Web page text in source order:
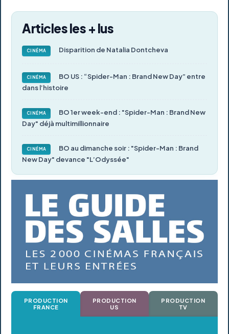
Articles les + lus
CINÉMA Disparition de Natalia Dontcheva
CINÉMA
BO US : “Spider-Man : Brand New Day” entre
dans l’histoire
CINÉMA
BO 1er week-end : "Spider-Man : Brand New
Day" déjà multimillionnaire
CINÉMA
BO au dimanche soir : "Spider-Man : Brand
New Day" devance "L’Odyssée"
PRODUCTION
FRANCE
PRODUCTION
US
PRODUCTION
TV